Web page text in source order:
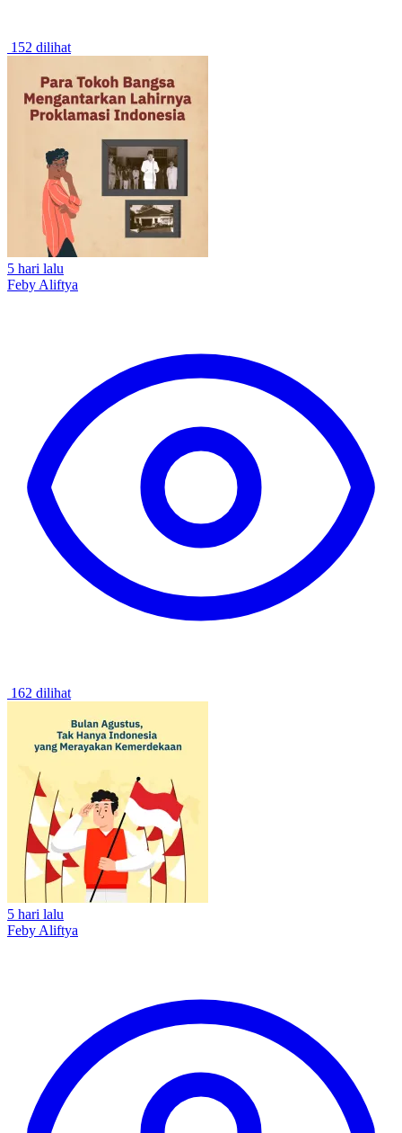
152 dilihat
5 hari lalu
Feby Aliftya
162 dilihat
5 hari lalu
Feby Aliftya